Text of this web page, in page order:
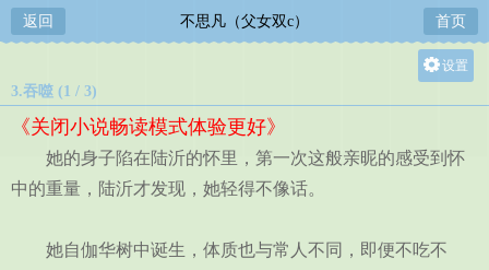
返回 不思凡（父女双c） 首页
设置
中
3.吞噬 (1 / 3)
《关闭小说畅读模式体验更好》
她的身子陷在陆沂的怀里，第一次这般亲昵的感受到怀
中的重量，陆沂才发现，她轻得不像话。
她自伽华树中诞生，体质也与常人不同，即便不吃不